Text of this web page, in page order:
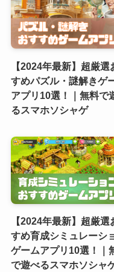
【2024年最新】超厳選
すめパズル・謎解きゲ
アプリ10選！｜無料で
るスマホソシャゲ
【2024年最新】超厳選
すめ育成シミュレーシ
ゲームアプリ10選！｜
で遊べるスマホソシャ